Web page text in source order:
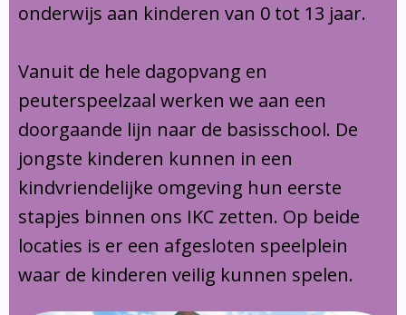
onderwijs aan kinderen van 0 tot 13 jaar.
Vanuit de hele dagopvang en
peuterspeelzaal werken we aan een
doorgaande lijn naar de basisschool. De
jongste kinderen kunnen in een
kindvriendelijke omgeving hun eerste
stapjes binnen ons IKC zetten. Op beide
locaties is er een afgesloten speelplein
waar de kinderen veilig kunnen spelen.